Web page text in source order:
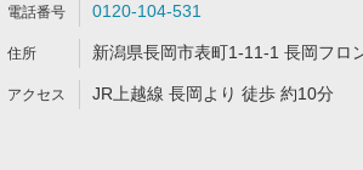
0120-104-531
新潟県長岡市表町1-11-1 長岡フロ
JR上越線 長岡より 徒歩 約10分